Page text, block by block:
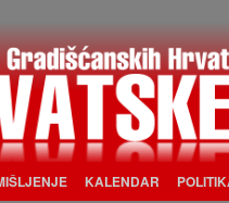
KALENDAR